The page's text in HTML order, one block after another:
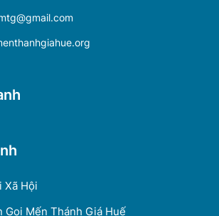
Xã Hội
Gọi Mến Thánh Giá Huế